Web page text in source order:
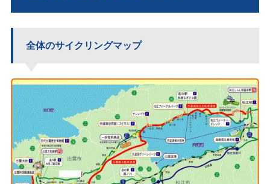
全体のサイクリングマップ